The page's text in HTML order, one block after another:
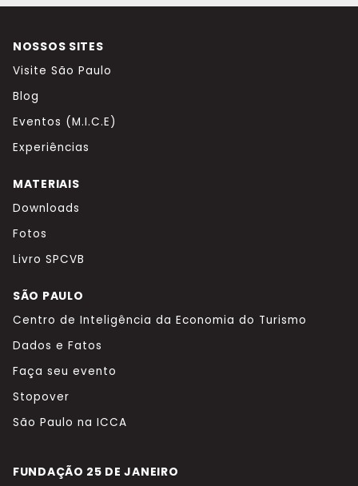
NOSSOS SITES
Visite São Paulo
Blog
Eventos (M.I.C.E)
Experiências
MATERIAIS
Downloads
Fotos
Livro SPCVB
SÃO PAULO
Centro de Inteligência da Economia do Turismo
Dados e Fatos
Faça seu evento
Stopover
São Paulo na ICCA
FUNDAÇÃO 25 DE JANEIRO